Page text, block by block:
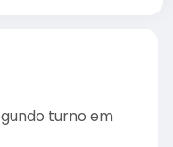
turno em